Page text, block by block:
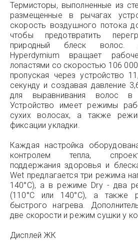
Термисторы, выполненные из
размещенные в рычагах
скорость воздушного потока
чтобы предотвратить
природный блеск волос.
Hyperdymium вращает
лопастями со скоростью 106
пропуская через устройство
секунду и создавая давление
для выравнивания волос в
Устройство имеет режимы
сухих волосах, а также
фиксации укладки.
Каждая настройка
контролем тепла,
поддержания здоровья и
Wet предлагается три режима
140°C), а в режиме Dry - два
(110°C или 140°C), а также
быстрого нагрева.
две скорости и режим сушки у
Дисплей ЖК